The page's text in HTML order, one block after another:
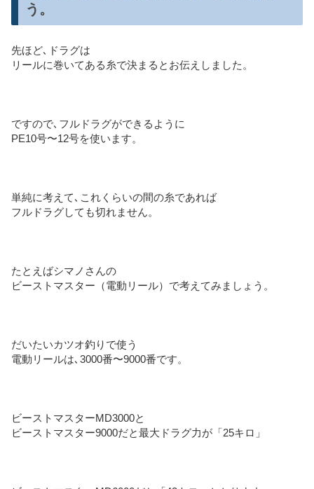
う。
先ほど､ドラグは
リールに巻いてある糸で決まるとお伝えしました。
ですので､フルドラグができるように
PE10号〜12号を使います。
単純に考えて､これくらいの間の糸であれば
フルドラグしても切れません。
たとえばシマノさんの
ビーストマスター（電動リール）で考えてみましょう。
だいたいカツオ釣りで使う
電動リールは､3000番〜9000番です。
ビーストマスターMD3000と
ビーストマスター9000だと最大ドラグ力が「25キロ」